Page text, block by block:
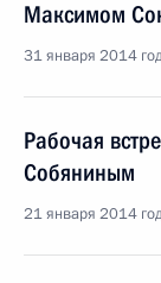
Максимом
31 января 2014
Рабочая
Собяниным
21 января 2014